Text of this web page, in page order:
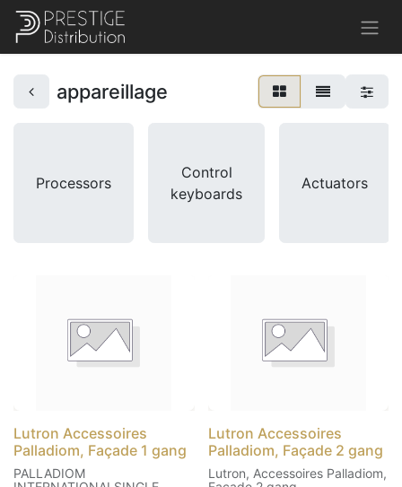
appareillage
Processors
Control
keyboards
Actuators
Lutron Accessoires
Palladiom, Façade 1 gang
PALLADIOM
Lutron Accessoires
Palladiom, Façade 2 gang
Lutron, Accessoires Palladiom,